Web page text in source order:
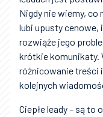
Nigdy nie wiemy, co
lubi upusty cenowe,
rozwiąże jego
krótkie komunikaty.
różnicowanie treści
kolejnych
Ciepłe leady – są to